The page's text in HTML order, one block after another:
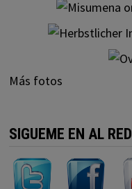
Más fotos
SIGUEME EN AL RED